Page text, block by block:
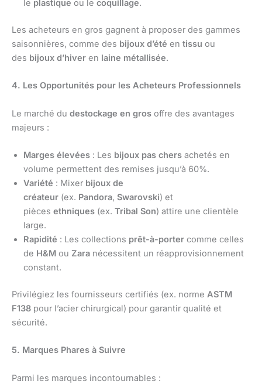
le plastique ou le coquillage.
Les acheteurs en gros gagnent à proposer des gammes
saisonnières, comme des bijoux d’été en tissu ou
des bijoux d’hiver en laine métallisée.
4. Les Opportunités pour les Acheteurs Professionnels
Le marché du destockage en gros offre des avantages
majeurs :
Marges élevées : Les bijoux pas chers achetés en
volume permettent des remises jusqu’à 60%.
Variété : Mixer bijoux de
créateur (ex. Pandora, Swarovski) et
pièces ethniques (ex. Tribal Son) attire une clientèle
large.
Rapidité : Les collections prêt-à-porter comme celles
de H&M ou Zara nécessitent un réapprovisionnement
constant.
Privilégiez les fournisseurs certifiés (ex. norme ASTM
F138 pour l’acier chirurgical) pour garantir qualité et
sécurité.
5. Marques Phares à Suivre
Parmi les marques incontournables :